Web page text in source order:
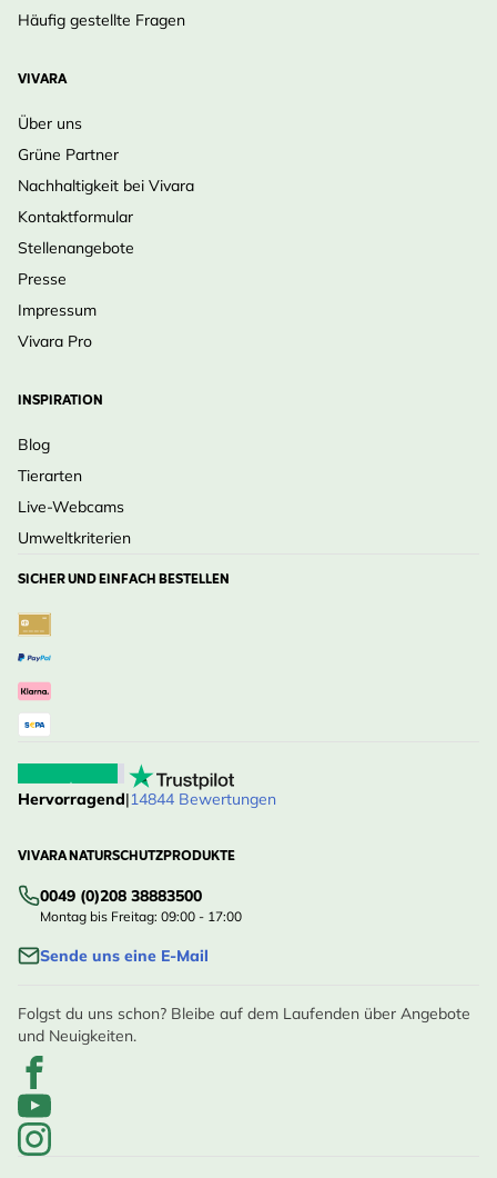
Häufig gestellte Fragen
VIVARA
Über uns
Grüne Partner
Nachhaltigkeit bei Vivara
Kontaktformular
Stellenangebote
Presse
Impressum
Vivara Pro
INSPIRATION
Blog
Tierarten
Live-Webcams
Umweltkriterien
SICHER UND EINFACH BESTELLEN
Hervorragend|14844 Bewertungen
VIVARA NATURSCHUTZPRODUKTE
0049 (0)208 38883500
Montag bis Freitag: 09:00 - 17:00
Sende uns eine E-Mail
Folgst du uns schon? Bleibe auf dem Laufenden über Angebote
und Neuigkeiten.